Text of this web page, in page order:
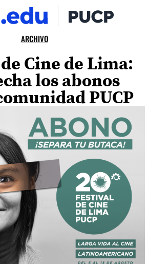
ARCHIVO
Cine de Lima:
los abonos
PUCP